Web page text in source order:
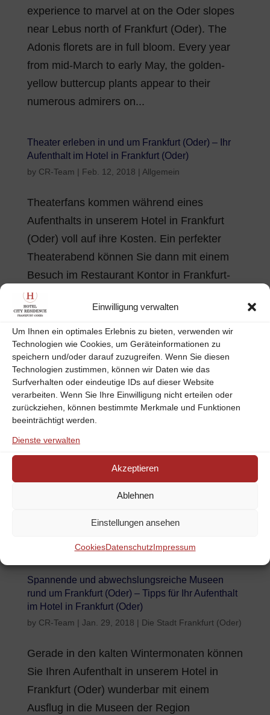
Einwilligung verwalten
Um Ihnen ein optimales Erlebnis zu bieten, verwenden wir
Technologien wie Cookies, um Geräteinformationen zu
speichern und/oder darauf zuzugreifen. Wenn Sie diesen
Technologien zustimmen, können wir Daten wie das
Surfverhalten oder eindeutige IDs auf dieser Website
verarbeiten. Wenn Sie Ihre Einwilligung nicht erteilen oder
zurückziehen, können bestimmte Merkmale und Funktionen
beeinträchtigt werden.
Dienste verwalten
Akzeptieren
Ablehnen
Einstellungen ansehen
CookiesDatenschutzImpressum
experience to marvel at on the Oder slopes
near Lebus north of Frankfurt (Oder). The
Adonis florets are in full bloom. Every year
from mid-March to early May, the golden-
yellow buttercup plants appear to their
numerous admirers on...
Theater erleben in und um Frankfurt (Oder) – Ihr
Aufenthalt im Hotel in Frankfurt (Oder)
by CR-Team | Feb. 12, 2018 | Allgemein
Theaterfans kommen während eines
Aufenthalts in unserem Hotel in Frankfurt
(Oder) voll auf ihre Kosten. Ein perfekter
Theaterabend können Sie dann mit einem
Besuch im Restaurant Kontor in Frankfurt-
Oder mit gutem Essen abrunden. An den
bekannten Veranstaltungsorten in...
Winter in Brandenburg – Tipps für einen aktiven
Aufenthalt im Hotel in Frankfurt (Oder)
byCR-Team|Feb. 6, 2018|Hotels & Ferienwohnungen
in Frankfurt (Oder)
Ausflügen in die Region aufbrechen, denn
Brandenburg hat auch in der kalten
von winterlichen Spaziergängen über
Spannende und abwechslungsreiche Museen
rund um Frankfurt (Oder) – Tipps für Ihr Aufenthalt
im Hotel in Frankfurt (Oder)
by CR-Team | Jan. 29, 2018 | Die Stadt Frankfurt (Oder)
Gerade in den kalten Wintermonaten können
Sie Ihren Aufenthalt in unserem Hotel in
Frankfurt (Oder) wunderbar mit einem
Ausflug in die Museen der Region